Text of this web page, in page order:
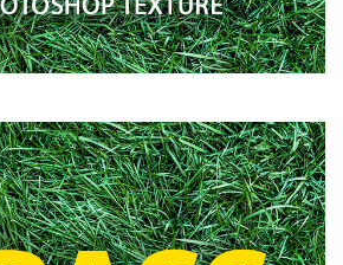
Выберите Вариант